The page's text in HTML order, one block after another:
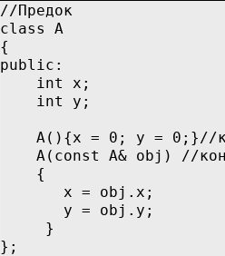
//Предок
class A
{
public:
int x;
int y;
A(){x = 0; y = 0;}//
A(const A& obj) //
{
x = obj.x;
y = obj.y;
}
};